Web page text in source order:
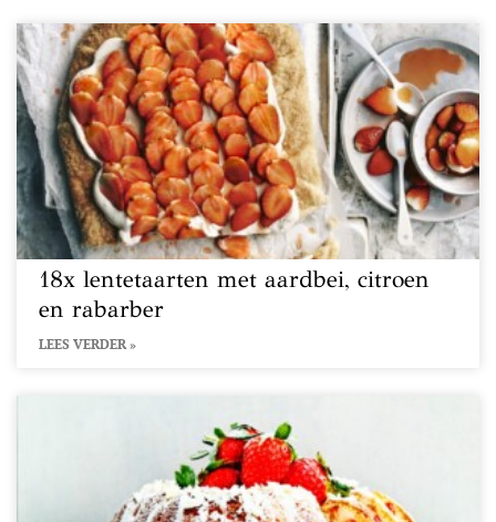
18x lentetaarten met aardbei, citroen
en rabarber
LEES VERDER »